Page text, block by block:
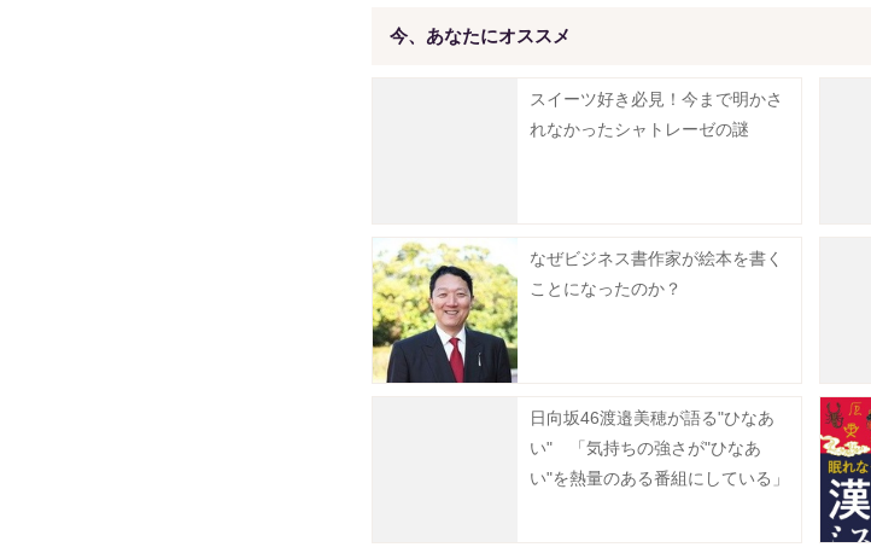
今、あなたにオススメ
スイーツ好き必見！今まで明かさ
れなかったシャトレーゼの謎
なぜビジネス書作家が絵本を書く
ことになったのか？
日向坂46渡邉美穂が語る"ひなあ
い" 「気持ちの強さが"ひなあ
い"を熱量のある番組にしている」